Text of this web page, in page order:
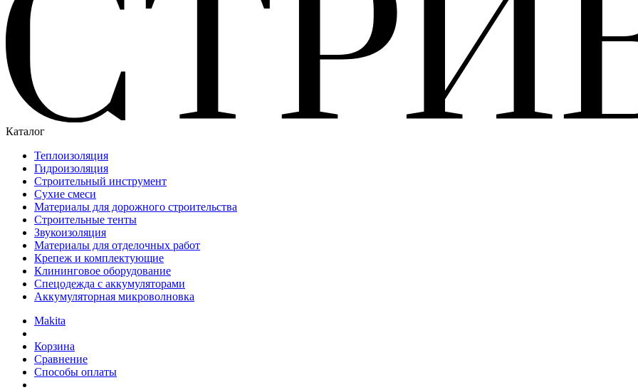
Каталог
Теплоизоляция
Гидроизоляция
Строительный инструмент
Сухие смеси
Материалы для дорожного строительства
Строительные тенты
Звукоизоляция
Материалы для отделочных работ
Крепеж и комплектующие
Клининговое оборудование
Спецодежда с аккумуляторами
Аккумуляторная микроволновка
Makita
Корзина
Сравнение
Способы оплаты